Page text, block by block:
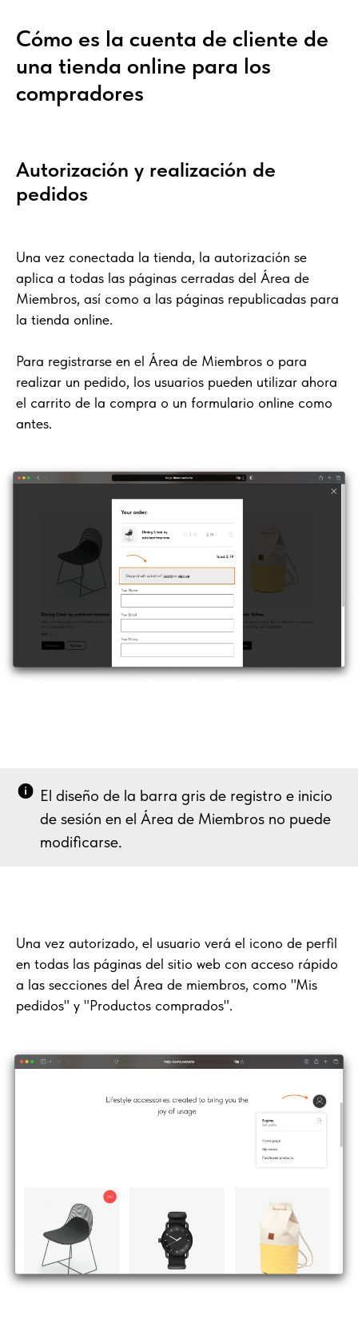
Cómo es la cuenta de cliente de
una tienda online para los
compradores
Autorización y realización de
pedidos
Una vez conectada la tienda, la autorización se
aplica a todas las páginas cerradas del Área de
Miembros, así como a las páginas republicadas para
la tienda online.
Para registrarse en el Área de Miembros o para
realizar un pedido, los usuarios pueden utilizar ahora
el carrito de la compra o un formulario online como
antes.
El diseño de la barra gris de registro e inicio
de sesión en el Área de Miembros no puede
modificarse.
Una vez autorizado, el usuario verá el icono de perfil
en todas las páginas del sitio web con acceso rápido
a las secciones del Área de miembros, como "Mis
pedidos" y "Productos comprados".